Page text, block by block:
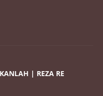
| REZA RE